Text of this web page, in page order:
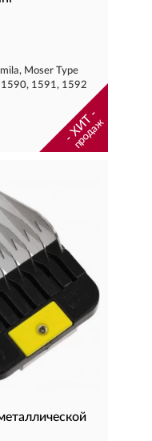
Moser Type
1591, 1592
- ХИТ -
продаж